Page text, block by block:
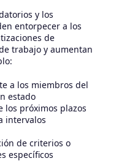
y los
entorpecer a los
de
trabajo y aumentan
a los miembros del
estado
los próximos plazos
intervalos
de criterios o
específicos